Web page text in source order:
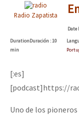
Radio Zapatista
Date
DurationDuración: 10
min
[:es]
[podcast]https://
Uno de los